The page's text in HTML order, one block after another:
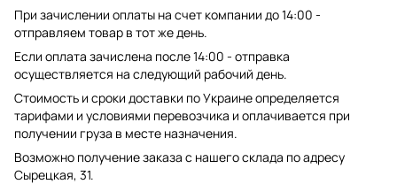
При зачислении оплаты на счет компании до 14:00 -
отправляем товар в тот же день.
Если оплата зачислена после 14:00 - отправка
осуществляется на следующий рабочий день.
Стоимость и сроки доставки по Украине определяется
тарифами и условиями перевозчика и оплачивается при
получении груза в месте назначения.
Возможно получение заказа с нашего склада по адресу
Сырецкая, 31.